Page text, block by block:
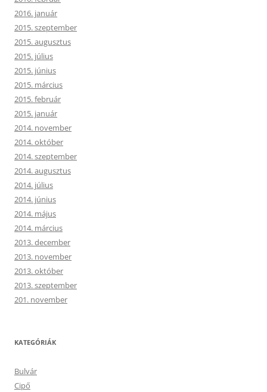
2016. január
2015. szeptember
2015. augusztus
2015. július
2015. június
2015. március
2015. február
2015. január
2014. november
2014. október
2014. szeptember
2014. augusztus
2014. július
2014. június
2014. május
2014. március
2013. december
2013. november
2013. október
2013. szeptember
201. november
KATEGÓRIÁK
Bulvár
Cipő